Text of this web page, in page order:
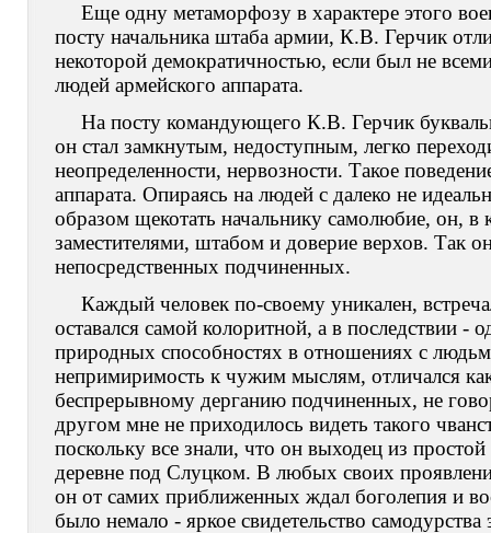
Еще одну метаморфозу в характере этого
посту начальника штаба армии, К.В. Герчик
некоторой демократичностью, если был не
людей армейского аппарата.
На посту командующего К.В. Герчик
он стал замкнутым, недоступным, легко
неопределенности, нервозности. Такое
аппарата. Опираясь на людей с далеко не
образом щекотать начальнику самолюбие, он, в
заместителями, штабом и доверие верхов. Так
непосредственных подчиненных.
Каждый человек по-своему уникален,
оставался самой колоритной, а в последствии
природных способностях в отношениях с
непримиримость к чужим мыслям, отличался
беспрерывному дерганию подчиненных, не
другом мне не приходилось видеть такого
поскольку все знали, что он выходец из
деревне под Слуцком. В любых своих
он от самих приближенных ждал боголепия и
было немало - яркое свидетельство самодурства